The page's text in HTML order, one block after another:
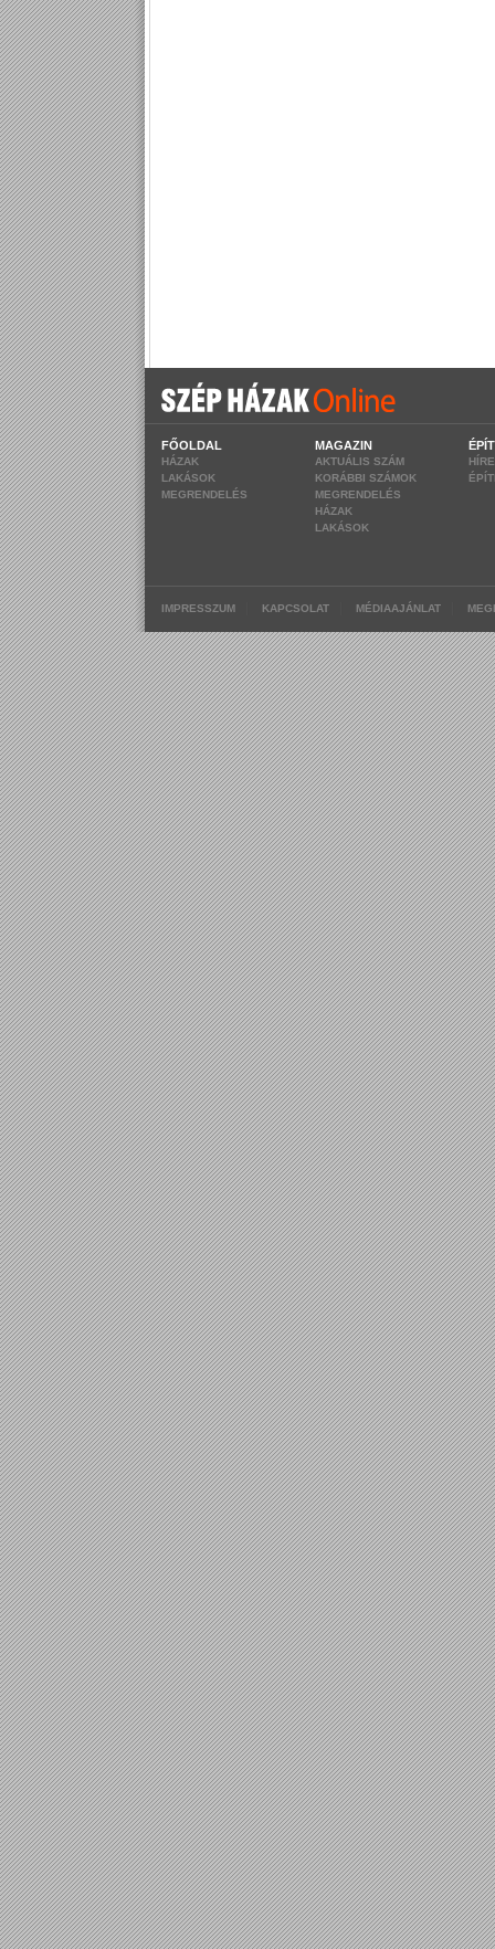
FŐOLDAL
HÁZAK
LAKÁSOK
MEGRENDELÉS
MAGAZIN
AKTUÁLIS SZÁM
KORÁBBI SZÁMOK
MEGRENDELÉS
HÁZAK
LAKÁSOK
IMPRESSZUM KAPCSOLAT MÉDIAAJÁNLAT